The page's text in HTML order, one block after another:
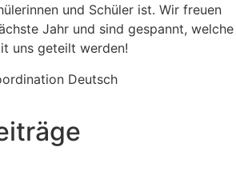
und Schüler ist. Wir freuen
Jahr und sind gespannt, welche
uns geteilt werden!
Deutsch